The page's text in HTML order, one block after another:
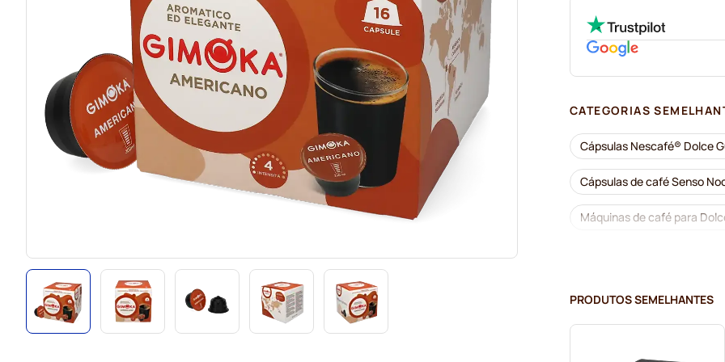
CATEGORIAS
Cápsulas Nescafé® Dolce
Cápsulas de café Senso
Máquinas de café para
Cápsulas Dolce Vita para
PRODUTOS SEMELHANTES